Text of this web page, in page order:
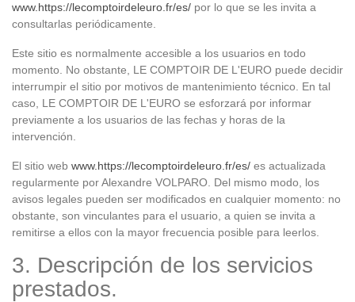
www.https://lecomptoirdeleuro.fr/es/ por lo que se les invita a
consultarlas periódicamente.
Este sitio es normalmente accesible a los usuarios en todo
momento. No obstante, LE COMPTOIR DE L'EURO puede decidir
interrumpir el sitio por motivos de mantenimiento técnico. En tal
caso, LE COMPTOIR DE L'EURO se esforzará por informar
previamente a los usuarios de las fechas y horas de la
intervención.
El sitio web www.https://lecomptoirdeleuro.fr/es/ es actualizada
regularmente por Alexandre VOLPARO. Del mismo modo, los
avisos legales pueden ser modificados en cualquier momento: no
obstante, son vinculantes para el usuario, a quien se invita a
remitirse a ellos con la mayor frecuencia posible para leerlos.
3. Descripción de los servicios
prestados.